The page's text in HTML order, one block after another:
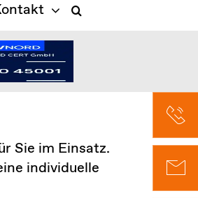
Sie im Einsatz.
individuelle